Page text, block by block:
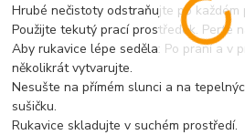
Hrubé nečistoty odstraňujte po každém
Použijte tekutý prací prostředek. Perte
Aby rukavice lépe seděla: Po praní a v
několikrát vytvarujte.
Nesušte na přímém slunci a na
sušičku.
Rukavice skladujte v suchém prostředí.